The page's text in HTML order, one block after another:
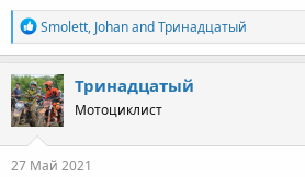
R
e
a
c
t
i
o
n
s
Smolett, JohanandТринадцатый
Тринадцатый
Мотоциклист
27 Май 2021